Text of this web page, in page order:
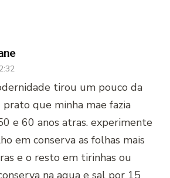
tirou um pouco da
que minha mae fazia
e 60 anos atras. experimente
em conserva as folhas mais
e o resto em tirinhas ou